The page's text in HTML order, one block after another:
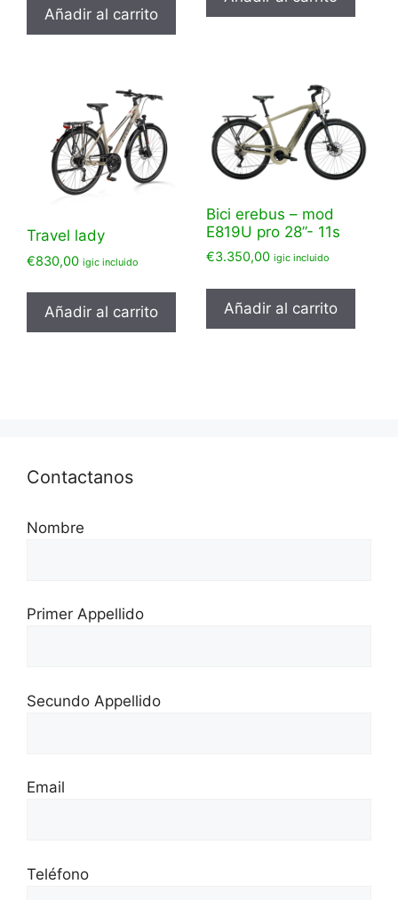
Añadir al carrito
Travel lady
€830,00 igic incluido
Añadir al carrito
Bici erebus – mod
E819U pro 28”- 11s
€3.350,00 igic incluido
Añadir al carrito
Contactanos
Nombre
Primer Appellido
Secundo Appellido
Email
Teléfono